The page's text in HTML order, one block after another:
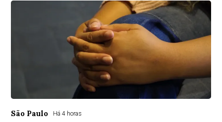
São Paulo Há 4 horas